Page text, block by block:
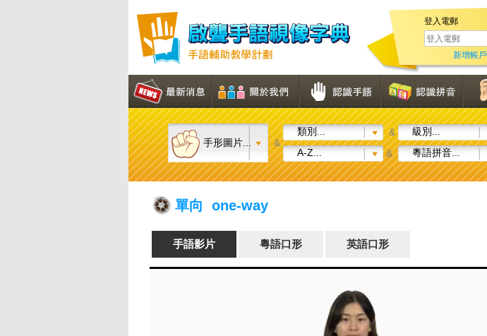
登入電郵
新增帳戶
手形圖片... &
類別... & 級別...
A-Z...
& 粵語拼音...
單向 one-way
手語影片 粵語口形 英語口形